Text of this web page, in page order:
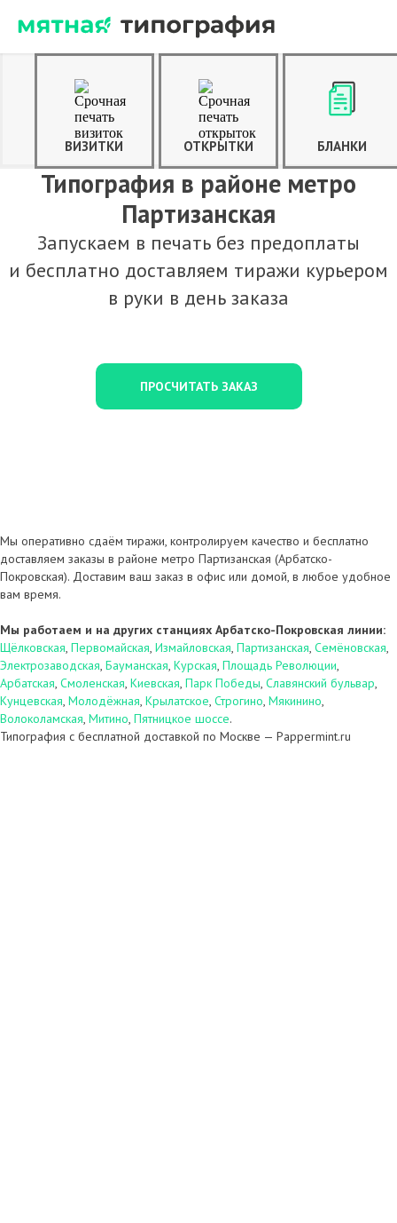
БЛАНКИ
ОТКРЫТКИ
ВИЗИТКИ
Типография в районе метро
Партизанская
Запускаем в печать без предоплаты
и бесплатно доставляем тиражи курьером
в руки в день заказа
ПРОСЧИТАТЬ ЗАКАЗ
Мы оперативно сдаём тиражи, контролируем качество и бесплатно
доставляем заказы в районе метро Партизанская (Арбатско-
Покровская). Доставим ваш заказ в офис или домой, в любое удобное
вам время.
Мы работаем и на других станциях Арбатско-Покровская линии:
Щёлковская, Первомайская, Измайловская, Партизанская, Семёновская,
Электрозаводская, Бауманская, Курская, Площадь Революции,
Арбатская, Смоленская, Киевская, Парк Победы, Славянский бульвар,
Кунцевская, Молодёжная, Крылатское, Строгино, Мякинино,
Волоколамская, Митино, Пятницкое шоссе.
Типография с бесплатной доставкой по Москве — Pappermint.ru